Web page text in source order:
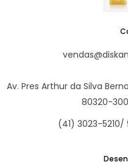
Av. Pres Arthur da Silva
80320-
(41) 3023-5210/